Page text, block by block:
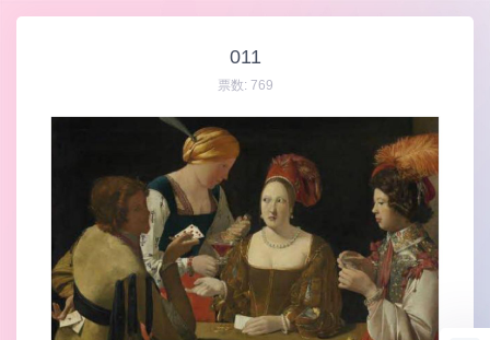
011
票数: 769